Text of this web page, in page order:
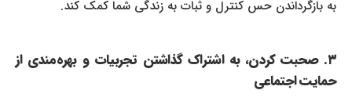
به بازگرداندن حس کنترل و ثبات به زندگی شما کمک کند.
۳. صحبت کردن، به اشتراک گذاشتن تجربیات و بهره‌مندی از
حمایت اجتماعی